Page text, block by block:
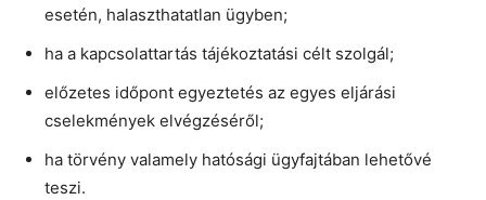
esetén, halaszthatatlan ügyben;
ha a kapcsolattartás tájékoztatási célt szolgál;
előzetes időpont egyeztetés az egyes eljárási
cselekmények elvégzéséről;
ha törvény valamely hatósági ügyfajtában lehetővé
teszi.